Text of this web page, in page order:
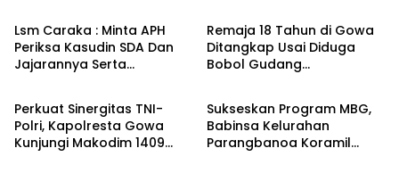
Lsm Caraka : Minta APH
Periksa Kasudin SDA Dan
Jajarannya Serta
Remaja 18 Tahun di Gowa
Ditangkap Usai Diduga
Bobol Gudang
Berita
Perkuat Sinergitas TNI-
Polri, Kapolresta Gowa
Kunjungi Makodim 1409
Berita
Sukseskan Program MBG,
Babinsa Kelurahan
Parangbanoa Koramil